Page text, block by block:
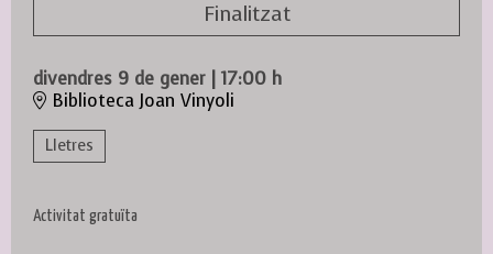
Finalitzat
divendres 9 de gener | 17:00 h
Biblioteca Joan Vinyoli
Lletres
Activitat gratuïta